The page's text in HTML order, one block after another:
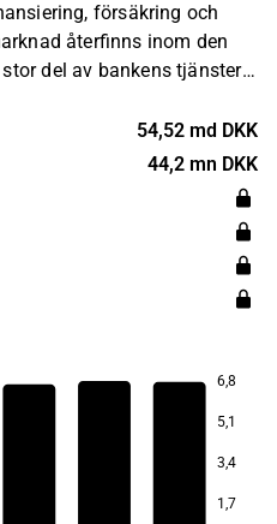
försäkring och
återfinns inom den
del av bankens tjänster
grundades ursprungligen
av ett flertal danska
i Aabenraa, Danmark.
54,52 md DKK
44,2 mn DKK
6,8
5,1
3,4
1,7